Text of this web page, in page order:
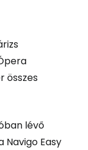
összes
lévő
Navigo Easy